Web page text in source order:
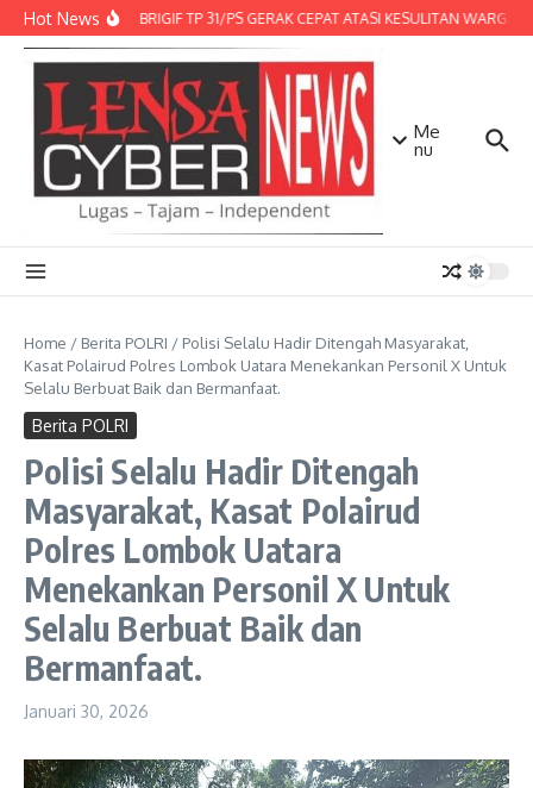
Lewati ke konten
Hot NewsDENMA BRIGIF TP 31/PS GERAK CEPAT ATASI KESULITAN WARGA,
Me
nu
Home / Berita POLRI / Polisi Selalu Hadir Ditengah Masyarakat,
Kasat Polairud Polres Lombok Uatara Menekankan Personil X Untuk
Selalu Berbuat Baik dan Bermanfaat.
Berita POLRI
Polisi Selalu Hadir Ditengah
Masyarakat, Kasat Polairud
Polres Lombok Uatara
Menekankan Personil X Untuk
Selalu Berbuat Baik dan
Bermanfaat.
Januari 30, 2026